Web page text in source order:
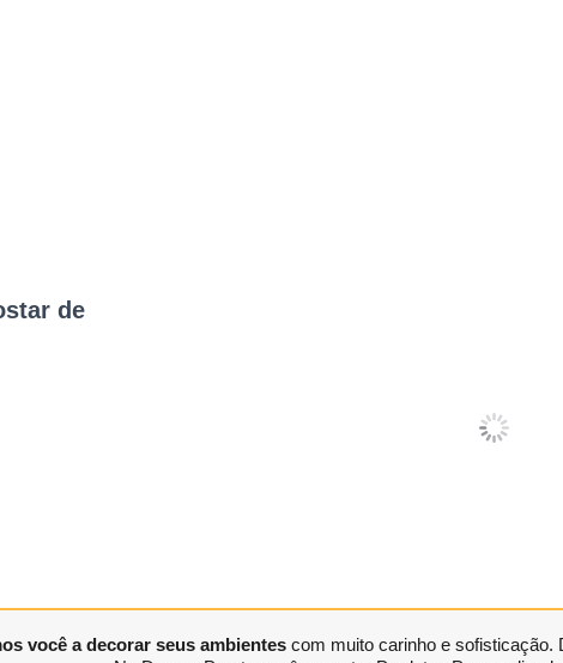
de
você a decorar seus ambientescom muito carinho e sofisticação.